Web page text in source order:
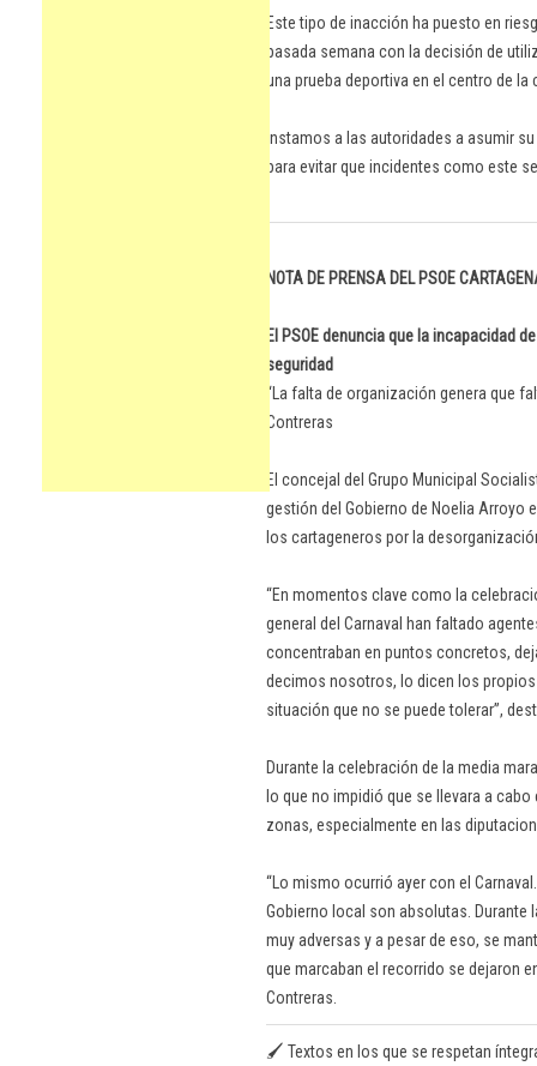
Este tipo de inacción ha puesto en
pasada semana con la decisión de
una prueba deportiva en el centro de la
Instamos a las autoridades a asumir
para evitar que incidentes como este
NOTA DE PRENSA DEL PSOE
El PSOE denuncia que la incapacidad
seguridad
“La falta de organización genera que
Contreras
El concejal del Grupo Municipal
gestión del Gobierno de Noelia Arroyo
los cartageneros por la
“En momentos clave como la
general del Carnaval han faltado
concentraban en puntos concretos,
decimos nosotros, lo dicen los
situación que no se puede tolerar”,
Durante la celebración de la media
lo que no impidió que se llevara a
zonas, especialmente en las
“Lo mismo ocurrió ayer con el
Gobierno local son absolutas.
muy adversas y a pesar de eso, se
que marcaban el recorrido se dejaron
Contreras.
🖌️ Textos en los que se respetan